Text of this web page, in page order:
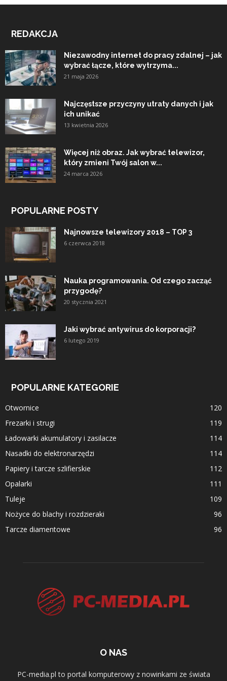
REDAKCJA
Niezawodny internet do pracy zdalnej – jak
wybrać łącze, które wytrzyma...
21 maja 2026
Najczęstsze przyczyny utraty danych i jak
ich unikać
13 kwietnia 2026
Więcej niż obraz. Jak wybrać telewizor,
który zmieni Twój salon w...
24 marca 2026
POPULARNE POSTY
Najnowsze telewizory 2018 – TOP 3
6 czerwca 2018
Nauka programowania. Od czego zacząć
przygodę?
20 stycznia 2021
Jaki wybrać antywirus do korporacji?
6 lutego 2019
POPULARNE KATEGORIE
Otwornice
120
Frezarki i strugi
119
Ładowarki akumulatory i zasilacze
114
Nasadki do elektronarzędzi
114
Papiery i tarcze szlifierskie
112
Opalarki
111
Tuleje
109
Nożyce do blachy i rozdzieraki
96
Tarcze diamentowe
96
O NAS
PC-media.pl to portal komputerowy z nowinkami ze świata